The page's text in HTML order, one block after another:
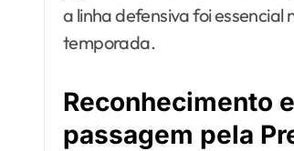
a linha defensiva foi essencial
temporada.
Reconhecimento
passagem pela